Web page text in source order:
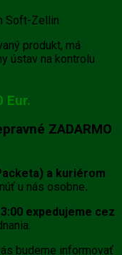
Soft-Zellin
produkt, má
ústav na kontrolu
Eur.
ZADARMO
a kuriérom
u nás osobne.
expedujeme cez
budeme informovať